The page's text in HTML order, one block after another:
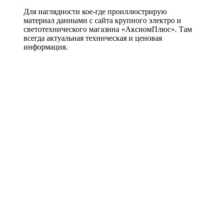
Для наглядности кое-где проиллюстрирую
материал данными с сайта крупного электро и
светотехнического магазина «АксиомПлюс». Там
всегда актуальная техническая и ценовая
информация.